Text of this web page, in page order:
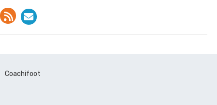
Coachifoot